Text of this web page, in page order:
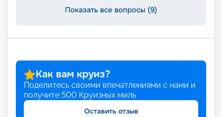
Показать все вопросы (9)
Как вам круиз?
Поделитесь своими впечатлениями с нами и
получите 500 Круизных миль
Оставить отзыв